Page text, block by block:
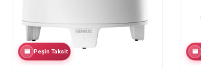
Peşin Taksit